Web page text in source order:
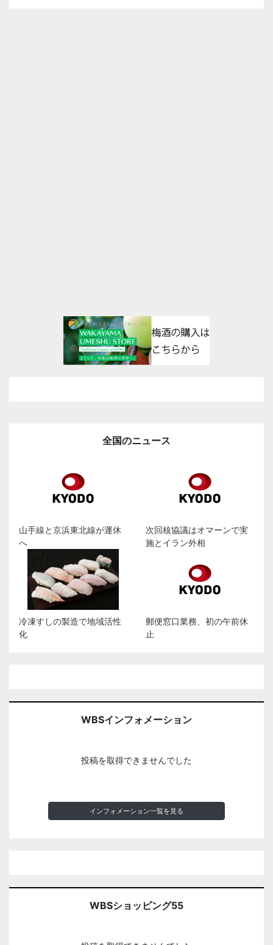
全国のニュース
山手線と京浜東北線が運休
へ
次回核協議はオマーンで実
施とイラン外相
冷凍すしの製造で地域活性
化
郵便窓口業務、初の午前休
止
WBSインフォメーション
投稿を取得できませんでした
インフォメーション一覧を見る
WBSショッピング55